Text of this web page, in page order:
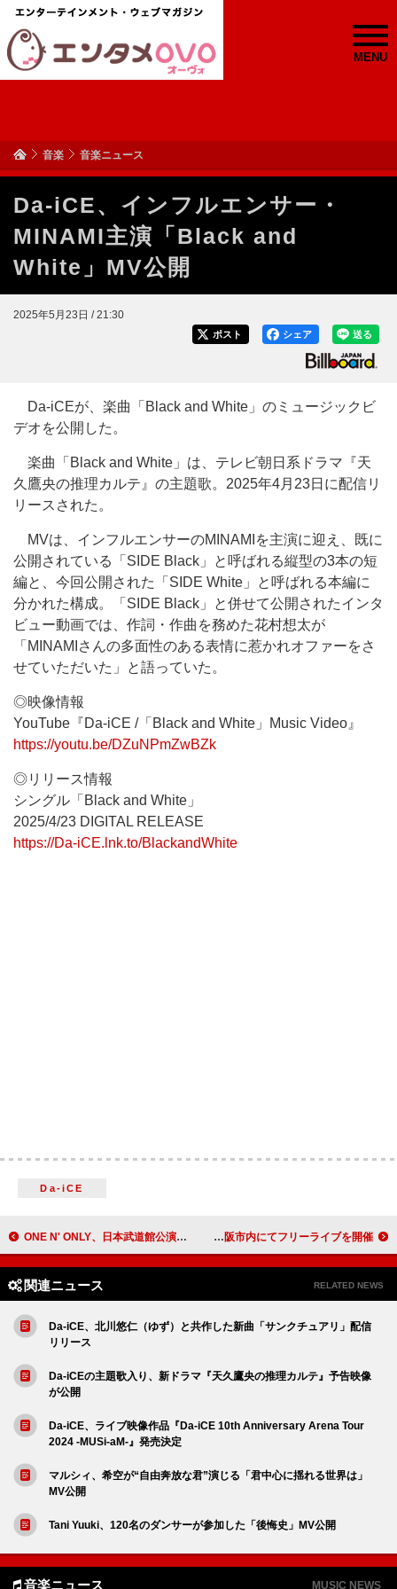
MENU
音楽 音楽ニュース
Da-iCE、インフルエンサー・
MINAMI主演「Black and
White」MV公開
2025年5月23日 / 21:30
送る
シェア
ポスト
Da-iCEが、楽曲「Black and White」のミュージックビ
デオを公開した。
楽曲「Black and White」は、テレビ朝日系ドラマ『天
久鷹央の推理カルテ』の主題歌。2025年4月23日に配信リ
リースされた。
MVは、インフルエンサーのMINAMIを主演に迎え、既に
公開されている「SIDE Black」と呼ばれる縦型の3本の短
編と、今回公開された「SIDE White」と呼ばれる本編に
分かれた構成。「SIDE Black」と併せて公開されたインタ
ビュー動画では、作詞・作曲を務めた花村想太が
「MINAMIさんの多面性のある表情に惹かれオファーをさ
せていただいた」と語っていた。
◎映像情報
YouTube『Da-iCE /「Black and White」Music Video』
https://youtu.be/DZuNPmZwBZk
◎リリース情報
シングル「Black and White」
2025/4/23 DIGITAL RELEASE
https://Da-iCE.lnk.to/BlackandWhite
Da-iCE
ONE N' ONLY、日本武道館公演より「BOOM BASH」ライブ映像を公開 Superfly、大阪市内にてフリーライブを開催
関連ニュース RELATED NEWS
Da-iCE、北川悠仁（ゆず）と共作した新曲「サンクチュアリ」配信
リリース
Da-iCEの主題歌入り、新ドラマ『天久鷹央の推理カルテ』予告映像
が公開
Da-iCE、ライブ映像作品『Da-iCE 10th Anniversary Arena Tour
2024 -MUSi-aM-』発売決定
マルシィ、希空が“自由奔放な君”演じる「君中心に揺れる世界は」
MV公開
Tani Yuuki、120名のダンサーが参加した「後悔史」MV公開
音楽ニュース MUSIC NEWS